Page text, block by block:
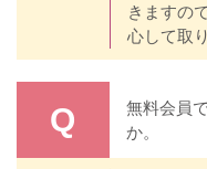
きますの
心して取
Q
無料会員
か。